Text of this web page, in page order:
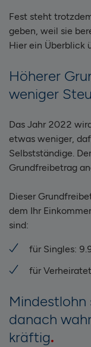
Fest steht
geben, weil sie
Hier ein Überblick
Höherer
weniger
Das Jahr 2022
etwas weniger,
Selbstständige.
Grundfreibetrag
Dieser
dem Ihr
sind:
für Singles:
für
danach
kräftig